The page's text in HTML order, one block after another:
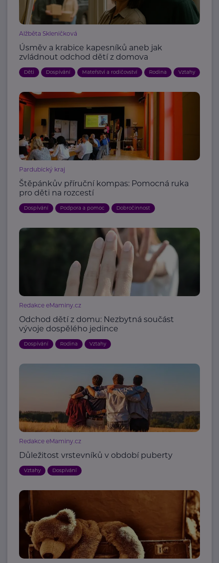
Alžběta Skleničková
Úsměv a krabice kapesníků aneb jak
zvládnout odchod dětí z domova
Děti Dospívání Mateřství a rodičovství Rodina Vztahy
Pardubický kraj
Štěpánkův příruční kompas: Pomocná ruka
pro děti na rozcestí
Dospívání Podpora a pomoc Dobročinnost
Redakce eMaminy.cz
Odchod dětí z domu: Nezbytná součást
vývoje dospělého jedince
Dospívání Rodina Vztahy
Redakce eMaminy.cz
Důležitost vrstevníků v období puberty
Vztahy Dospívání